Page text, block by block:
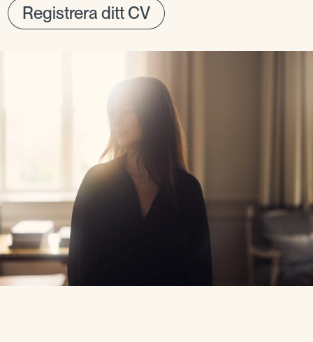
Registrera ditt CV